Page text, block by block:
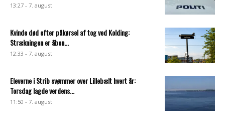
13:27 - 7. august
Kvinde død efter påkørsel af tog ved Kolding:
Strækningen er åben...
12:33 - 7. august
Eleverne i Strib svømmer over Lillebælt hvert år:
Torsdag lagde verdens...
11:50 - 7. august